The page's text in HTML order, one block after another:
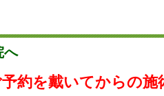
へ
約を戴いてからの施